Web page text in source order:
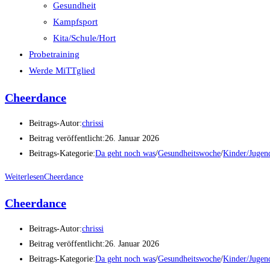
Gesundheit
Kampfsport
Kita/Schule/Hort
Probetraining
Werde MiTTglied
Cheerdance
Beitrags-Autor:chrissi
Beitrag veröffentlicht:26. Januar 2026
Beitrags-Kategorie:Da geht noch was/Gesundheitswoche/Kinder/
WeiterlesenCheerdance
Cheerdance
Beitrags-Autor:chrissi
Beitrag veröffentlicht:26. Januar 2026
Beitrags-Kategorie:Da geht noch was/Gesundheitswoche/Kinder/